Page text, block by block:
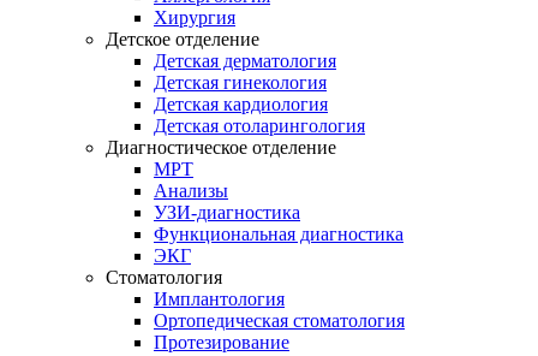
Хирургия
Детское отделение
Детская дерматология
Детская гинекология
Детская кардиология
Детская отоларингология
Диагностическое отделение
МРТ
Анализы
УЗИ-диагностика
Функциональная диагностика
ЭКГ
Стоматология
Имплантология
Ортопедическая стоматология
Протезирование